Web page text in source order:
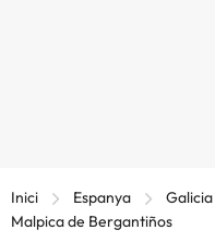
Inici Espanya Galicia
Malpica de Bergantiños